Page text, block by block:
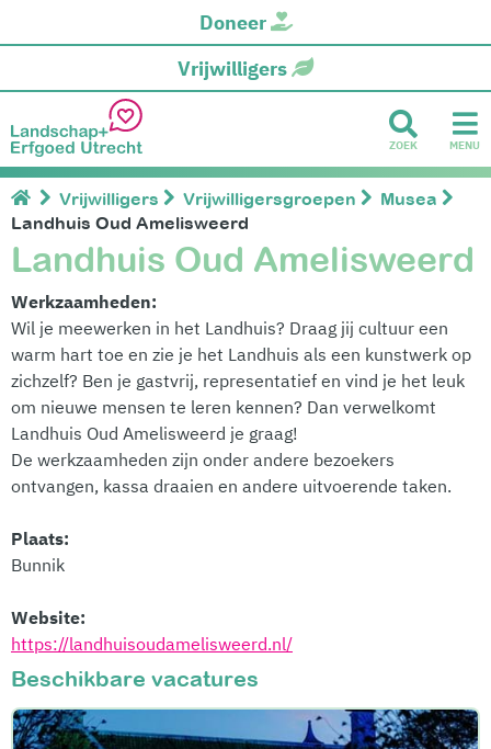
Doneer
Vrijwilligers
ZOEK MENU
Vrijwilligers Vrijwilligersgroepen
Musea
Landhuis Oud Amelisweerd
Landhuis Oud Amelisweerd
Werkzaamheden:
Wil je meewerken in het Landhuis? Draag jij cultuur een
warm hart toe en zie je het Landhuis als een kunstwerk op
zichzelf? Ben je gastvrij, representatief en vind je het leuk
om nieuwe mensen te leren kennen? Dan verwelkomt
Landhuis Oud Amelisweerd je graag!
De werkzaamheden zijn onder andere bezoekers
ontvangen, kassa draaien en andere uitvoerende taken.
Plaats:
Bunnik
Website:
https://landhuisoudamelisweerd.nl/
Beschikbare vacatures